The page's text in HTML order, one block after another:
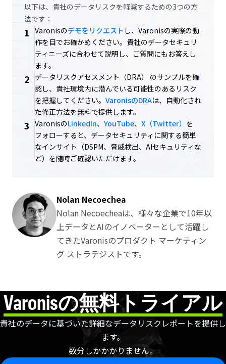
以下は、貴社のデータリスクを軽減するための3つの方
法です：
1 Varonisのデモをリクエスト し、Varonisの実際の動
作を目でお確かめください。貴社のデータセキュリ
ティニーズに合わせて説明し、ご質問にもお答えし
ます。
2 データリスクアセスメント（DRA） のサンプルを確
認し、貴社環境内に潜んでいる可能性のあるリスク
を把握してください。 VaronisのDRAは、自動化され
た修正方法を無料で提供します。
3 VaronisのLinkedIn、 YouTube、 X（Twitter） を
フォローすると、データセキュリティに関する簡単
なインサイト（DSPM、脅威検出、AIセキュリティな
ど）を随時ご確認いただけます。
Nolan Necoechea
Nolan Necoecheaは、様々な企業で10年以
上データとAIのイノベーターとして活躍し
てきたVaronisのプロダクト マーケティン
グ ストラテジストです。
Varonisの無料トライアル
貴社のデータに基づいた詳細なデータリスクレポートを提供し
ます。
数分しかかかりません。